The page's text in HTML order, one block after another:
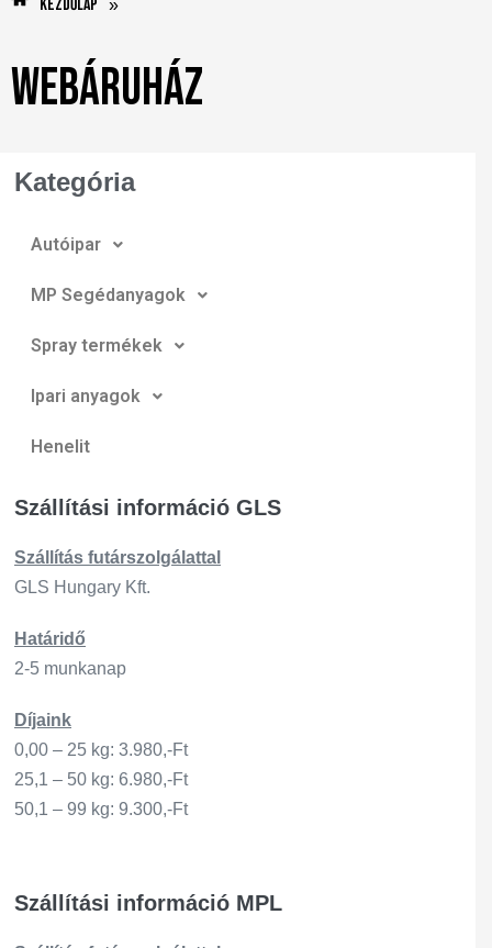
Kezdőlap »
Webáruház
Kategória
Autóipar
MP Segédanyagok
Spray termékek
Ipari anyagok
Henelit
Szállítási információ GLS
Szállítás futárszo lgálattal
GLS Hungary Kft.
Határidő
2-5 munkanap
Díjaink
0,00 – 25 kg: 3.980,-Ft
25,1 – 50 kg: 6.980,-Ft
50,1 – 99 kg: 9.300,-Ft
Szállítási információ MPL